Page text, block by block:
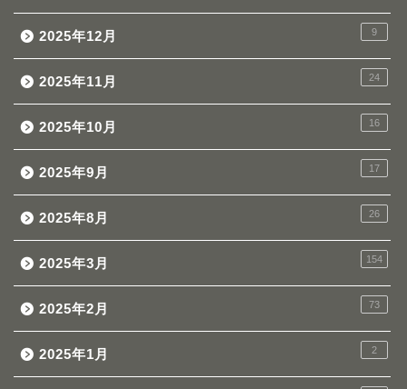
2025年12月 9
2025年11月 24
2025年10月 16
2025年9月 17
2025年8月 26
2025年3月 154
2025年2月 73
2025年1月 2